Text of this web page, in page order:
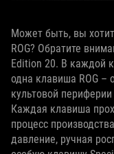
Может быть, вы
ROG? Обратите
Edition 20. В каждой
одна клавиша ROG –
культовой периферии
Каждая клавиша
процесс
давление, ручная